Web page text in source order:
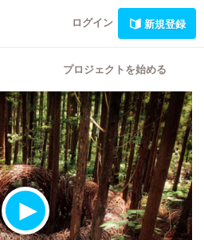
ログイン 新規登録
プロジェクトを始める